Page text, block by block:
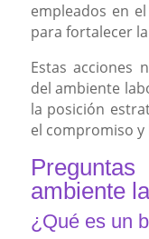
empleados en
para fortalecer
Estas acciones
del ambiente
la posición
el compromiso
ambiente
¿Qué es un